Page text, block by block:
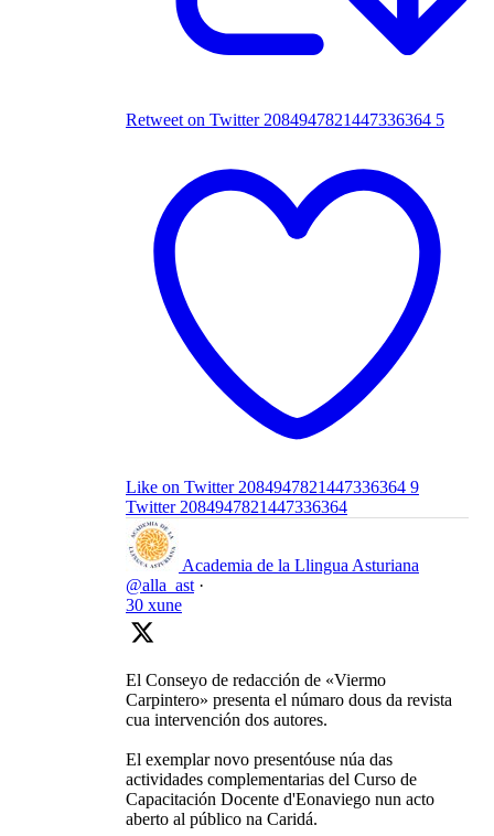
Retweet on Twitter 2084947821447336364 5
Like on Twitter 2084947821447336364 9
Twitter 2084947821447336364
Academia de la Llingua Asturiana
@alla_ast ·
30 xune
El Conseyo de redacción de «Viermo
Carpintero» presenta el númaro dous da revista
cua intervención dos autores.
El exemplar novo presentóuse núa das
actividades complementarias del Curso de
Capacitación Docente d'Eonaviego nun acto
aberto al público na Caridá.